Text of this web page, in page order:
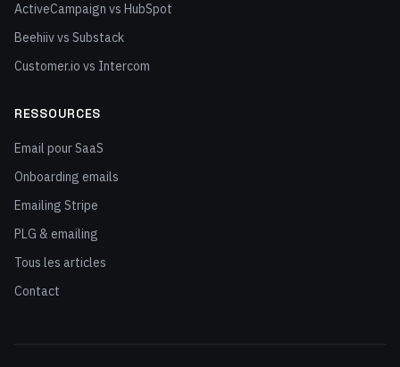
ActiveCampaign vs HubSpot
Beehiiv vs Substack
Customer.io vs Intercom
RESSOURCES
Email pour SaaS
Onboarding emails
Emailing Stripe
PLG & emailing
Tous les articles
Contact